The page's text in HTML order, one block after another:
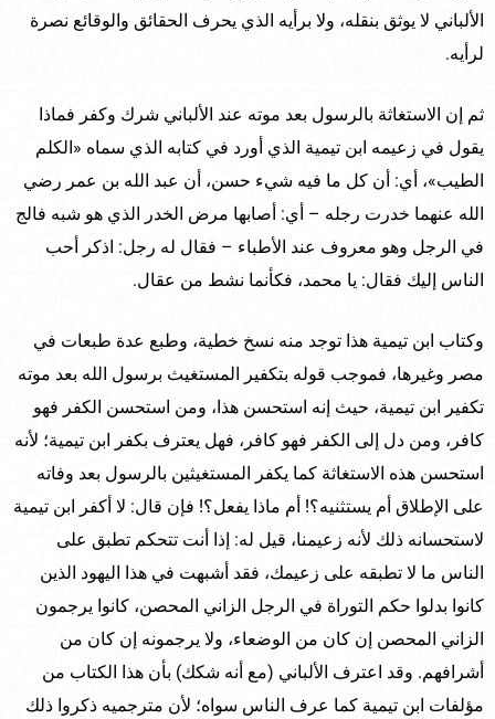
الألباني لا يوثق بنقله، ولا برأيه الذي يحرف الحقائق والوقائع نصرة
لرأيه.
ثم إن الاستغاثة بالرسول بعد موته عند الألباني شرك وكفر فماذا
يقول في زعيمه ابن تيمية الذي أورد في كتابه الذي سماه «الكلم
الطيب»، أي: أن كل ما فيه شيء حسن، أن عبد الله بن عمر رضي
الله عنهما خدرت رجله – أي: أصابها مرض الخدر الذي هو شبه فالج
في الرجل وهو معروف عند الأطباء – فقال له رجل: اذكر أحب
الناس إليك فقال: يا محمد، فكأنما نشط من عقال.
وكتاب ابن تيمية هذا توجد منه نسخ خطية، وطبع عدة طبعات في
مصر وغيرها، فموجب قوله بتكفير المستغيث برسول الله بعد موته
تكفير ابن تيمية، حيث إنه استحسن هذا، ومن استحسن الكفر فهو
كافر، ومن دل إلى الكفر فهو كافر، فهل يعترف بكفر ابن تيمية؛ لأنه
استحسن هذه الاستغاثة كما يكفر المستغيثين بالرسول بعد وفاته
على الإطلاق أم يستثنيه؟! أم ماذا يفعل؟! فإن قال: لا أكفر ابن تيمية
لاستحسانه ذلك لأنه زعيمنا، قيل له: إذا أنت تتحكم تطبق على
الناس ما لا تطبقه على زعيمك، فقد أشبهت في هذا اليهود الذين
كانوا بدلوا حكم التوراة في الرجل الزاني المحصن، كانوا يرجمون
الزاني المحصن إن كان من الوضعاء، ولا يرجمونه إن كان من
أشرافهم. وقد اعترف الألباني (مع أنه شكك) بأن هذا الكتاب من
مؤلفات ابن تيمية كما عرف الناس سواه؛ لأن مترجميه ذكروا ذلك